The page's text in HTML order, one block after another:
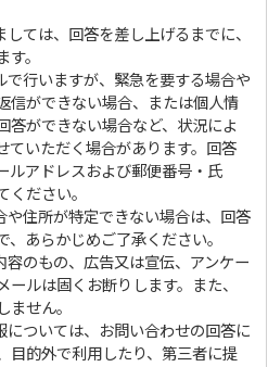
ては、回答を差し上げるまでに、
。
行いますが、緊急を要する場合や
信ができない場合、または個人情
答ができない場合など、状況によ
ていただく場合があります。回答
ルアドレスおよび郵便番号・氏
ください。
や住所が特定できない場合は、回答
あらかじめご了承ください。
のもの、広告又は宣伝、アンケー
ールは固くお断りします。また、
ません。
ついては、お問い合わせの回答に
目的外で利用したり、第三者に提